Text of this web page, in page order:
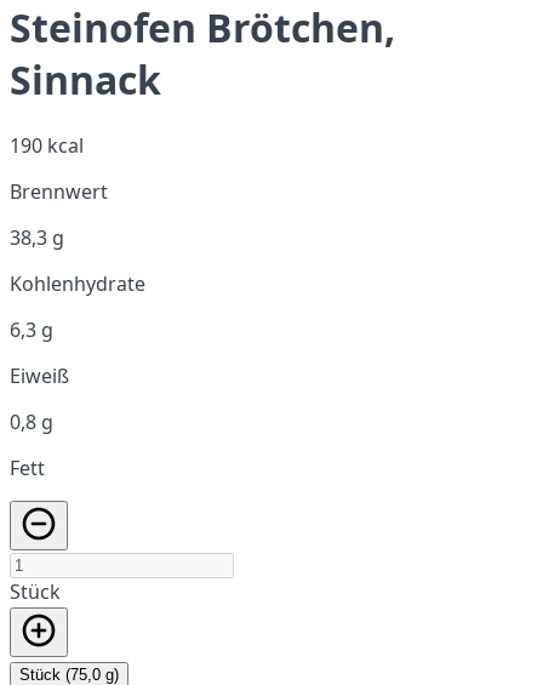
Steinofen Brötchen,
Sinnack
190 kcal
Brennwert
38,3 g
Kohlenhydrate
6,3 g
Eiweiß
0,8 g
Fett
Stück
Stück (75,0 g)